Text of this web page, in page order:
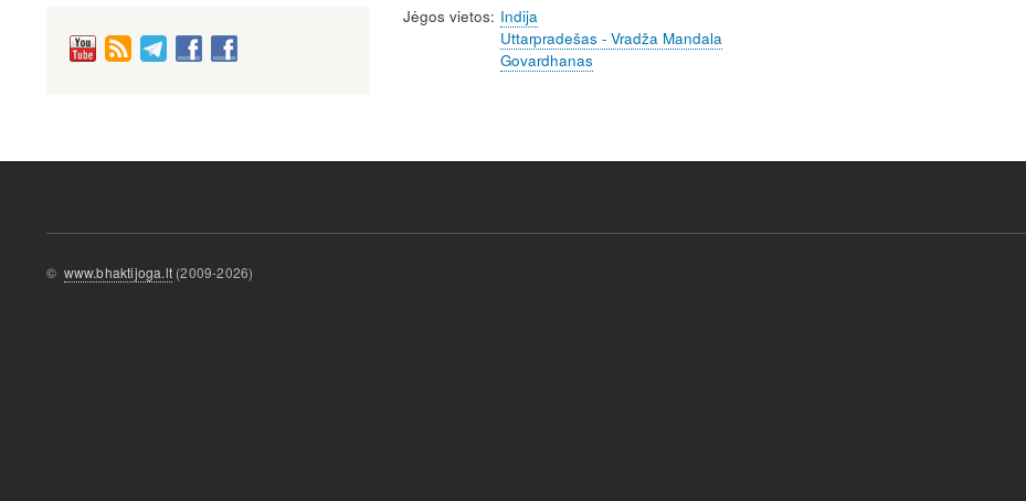
Jėgos vietos Indija
Uttarpradešas - Vradža Mandala
Govardhanas
© www.bhaktijoga.lt (2009-2026)